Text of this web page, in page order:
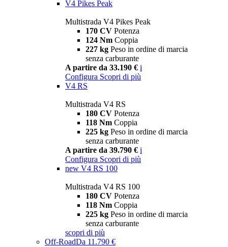
V4 Pikes Peak
Multistrada V4 Pikes Peak
170 CV Potenza
124 Nm Coppia
227 kg Peso in ordine di marcia
senza carburante
A partire da 33.190 € i
Configura Scopri di più
V4 RS
Multistrada V4 RS
180 CV Potenza
118 Nm Coppia
225 kg Peso in ordine di marcia
senza carburante
A partire da 39.790 € i
Configura Scopri di più
new V4 RS 100
Multistrada V4 RS 100
180 CV Potenza
118 Nm Coppia
225 kg Peso in ordine di marcia
senza carburante
scopri di più
Off-RoadDa 11.790 €